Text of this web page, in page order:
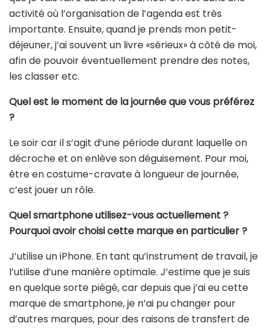
activité où l’organisation de l’agenda est très
importante. Ensuite, quand je prends mon petit-
déjeuner, j’ai souvent un livre «sérieux» à côté de moi,
afin de pouvoir éventuellement prendre des notes,
les classer etc.
Quel est le moment de la journée que vous préférez
?
Le soir car il s’agit d’une période durant laquelle on
décroche et on enlève son déguisement. Pour moi,
être en costume-cravate à longueur de journée,
c’est jouer un rôle.
Quel smartphone utilisez-vous actuellement ?
Pourquoi avoir choisi cette marque en particulier ?
J’utilise un iPhone. En tant qu’instrument de travail, je
l’utilise d’une manière optimale. J’estime que je suis
en quelque sorte piégé, car depuis que j’ai eu cette
marque de smartphone, je n’ai pu changer pour
d’autres marques, pour des raisons de transfert de